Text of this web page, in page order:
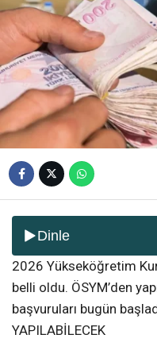
Dinle
2026 Yükseköğretim
belli oldu. ÖSYM’den
başvuruları bugün
YAPILABİLECEK